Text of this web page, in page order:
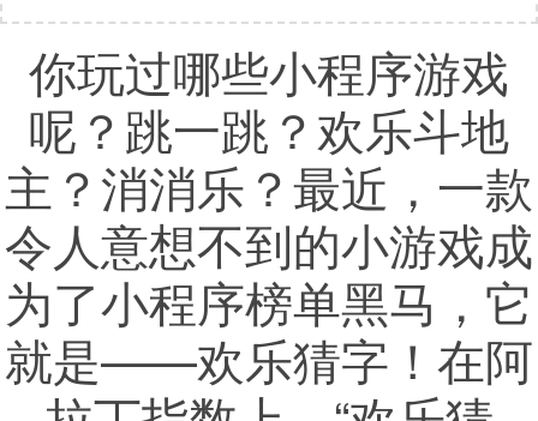
你玩过哪些小程序游戏
呢？跳一跳？欢乐斗地
主？消消乐？最近，一款
令人意想不到的小游戏成
为了小程序榜单黑马，它
就是——欢乐猜字！在阿